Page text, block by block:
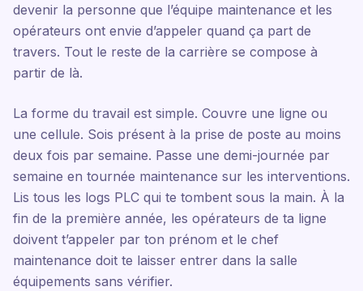
devenir la personne que l’équipe maintenance et les
opérateurs ont envie d’appeler quand ça part de
travers. Tout le reste de la carrière se compose à
partir de là.
La forme du travail est simple. Couvre une ligne ou
une cellule. Sois présent à la prise de poste au moins
deux fois par semaine. Passe une demi-journée par
semaine en tournée maintenance sur les interventions.
Lis tous les logs PLC qui te tombent sous la main. À la
fin de la première année, les opérateurs de ta ligne
doivent t’appeler par ton prénom et le chef
maintenance doit te laisser entrer dans la salle
équipements sans vérifier.